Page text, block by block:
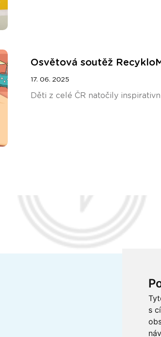
s
Osvětová soutěž
17. 06. 2025
Děti z celé ČR natočily